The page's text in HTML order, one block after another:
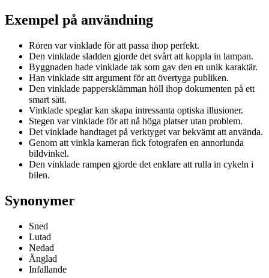
Exempel på användning
Rören var vinklade för att passa ihop perfekt.
Den vinklade sladden gjorde det svårt att koppla in lampan.
Byggnaden hade vinklade tak som gav den en unik karaktär.
Han vinklade sitt argument för att övertyga publiken.
Den vinklade pappersklämman höll ihop dokumenten på ett
smart sätt.
Vinklade speglar kan skapa intressanta optiska illusioner.
Stegen var vinklade för att nå höga platser utan problem.
Det vinklade handtaget på verktyget var bekvämt att använda.
Genom att vinkla kameran fick fotografen en annorlunda
bildvinkel.
Den vinklade rampen gjorde det enklare att rulla in cykeln i
bilen.
Synonymer
Sned
Lutad
Nedad
Änglad
Infallande